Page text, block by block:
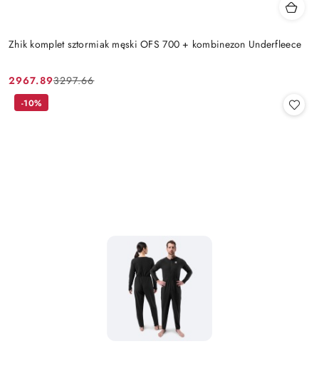
Zhik komplet sztormiak męski OFS 700 + kombinezon Underfleece
Cena
promocyjna:
2967.89
Cena
przed
3297.66
-10%